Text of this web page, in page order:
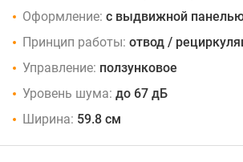
Оформление: с выдвижной
Принцип работы: отвод /
Управление: ползунковое
Уровень шума: до 67 дБ
Ширина: 59.8 см